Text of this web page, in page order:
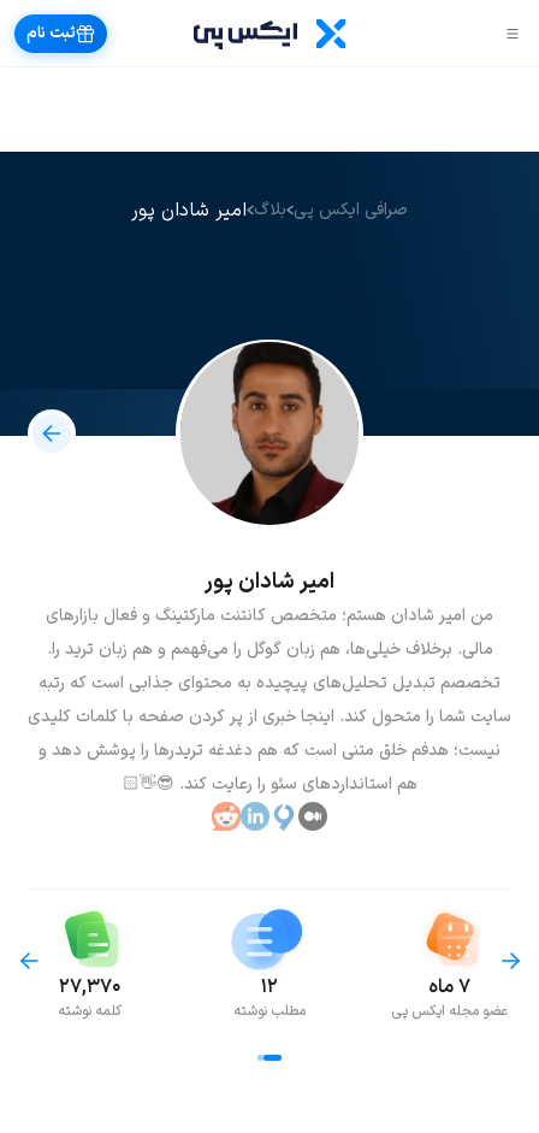
ثبت نام
صرافی ایکس پی بلاگ امیر شادان پور
امیر شادان پور
من امیر شادان هستم؛ متخصص کانتنت مارکتینگ و فعال بازارهای
مالی. برخلاف خیلی‌ها، هم زبان گوگل را می‌فهمم و هم زبان ترید را.
تخصصم تبدیل تحلیل‌های پیچیده به محتوای جذابی است که رتبه
سایت شما را متحول کند. اینجا خبری از پر کردن صفحه با کلمات کلیدی
نیست؛ هدفم خلق متنی است که هم دغدغه تریدرها را پوشش دهد و
هم استانداردهای سئو را رعایت کند. 😎👋🏻
۷ ماه
عضو مجله ایکس پی
۱۲
مطلب نوشته
۲۷,۳۷۰
کلمه نوشته